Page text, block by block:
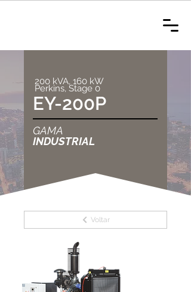
200 kVA, 160 kW
Perkins, Stage 0
EY-200P
GAMA
INDUSTRIAL
Voltar